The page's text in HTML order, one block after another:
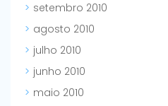
setembro 2010
agosto 2010
julho 2010
junho 2010
maio 2010